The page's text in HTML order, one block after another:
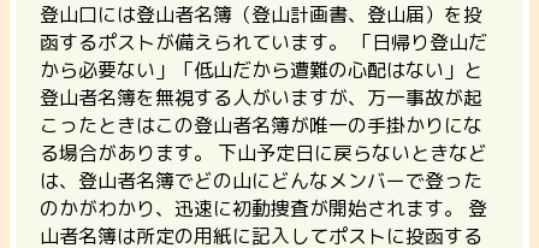
登山口には登山者名簿（登山計画書、登山届）を投
函するポストが備えられています。
「日帰り登山だ
から必要ない」「低山だから遭難の心配はない」と
登山者名簿を無視する人がいますが、万一事故が起
こったときはこの登山者名簿が唯一の手掛かりにな
る場合があります。 下山予定日に戻らないときなど
は、登山者名簿でどの山にどんなメンバーで登った
のかがわかり、迅速に初動捜査が開始されます。 登
山者名簿は所定の用紙に記入してポストに投函する